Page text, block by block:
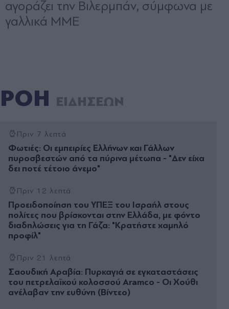
ΡΟΗ ΕΙΔΗΣΕΩΝ
Πριν 7 λεπτά
Φωτιές: Οι εμπειρίες Ελλήνων και Γάλλων
πυροσβεστών από τα πύρινα μέτωπα - "Δεν είχα
δει ποτέ τέτοιο άνεμο"
Πριν 12 λεπτά
Προειδοποίηση του ΥΠΕΞ του Ισραήλ στους
πολίτες που βρίσκονται στην Ελλάδα, με φόντο
διαδηλώσεις για τη Γάζα: "Κρατήστε χαμηλό
προφίλ"
Πριν 21 λεπτά
Σαουδική Αραβία: Πυρκαγιά σε εγκαταστάσεις
του πετρελαϊκού κολοσσού Aramco - Οι Χούθι
ανέλαβαν την ευθύνη (Βίντεο)